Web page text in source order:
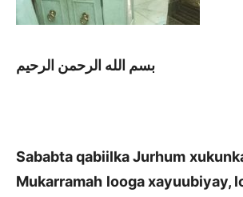
بسم الله الرحمن الرحيم
Sababta qabiilka Jurhum
Mukarramah looga xayuubiyay,